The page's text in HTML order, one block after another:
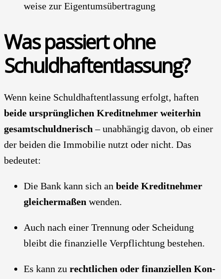
wei­se zur Eigen­tums­über­tra­gung
Was pas­siert ohne
Schuld­haft­ent­las­sung?
Wenn kei­ne Schuld­haft­ent­las­sung erfolgt, haf­ten
bei­de ursprüng­li­chen Kre­dit­neh­mer wei­ter­hin
gesamt­schuld­ne­risch – unab­hän­gig davon, ob einer
der bei­den die Immo­bi­lie nutzt oder nicht. Das
bedeu­tet:
Die Bank kann sich an bei­de Kre­dit­neh­mer
glei­cher­ma­ßen wen­den.
Auch nach einer Tren­nung oder Schei­dung
bleibt die finan­zi­el­le Ver­pflich­tung bestehen.
Es kann zu recht­li­chen oder finan­zi­el­len Kon­